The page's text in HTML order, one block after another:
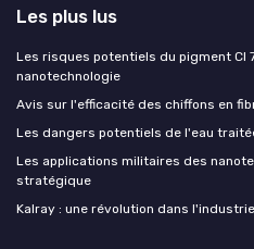
Les plus lus
Les risques potentiels du pigment CI
nanotechnologie
Avis sur l'efficacité des chiffons en
Les dangers potentiels de l'eau
Les applications militaires des
stratégique
Kalray : une révolution dans